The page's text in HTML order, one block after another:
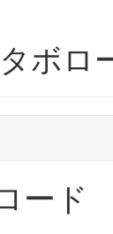
ボロ
ード